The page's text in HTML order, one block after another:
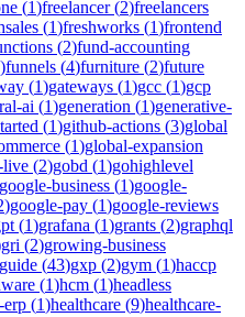
(1)freelancer(2)freelancers
(1)freshworks (1)frontend
(2)fund-accounting
)funnels (4)furniture (2)future
(1)gateways (1)gcc (1)gcp
ai (1)generation (1)generative-
(1)github-actions (3)global
(1)global-expansion
live (2)gobd (1)gohighlevel
google-business (1)google-
)google-pay (1)google-reviews
(1)grafana (1)grants (2)graphql
gri (2)growing-business
guide (43)gxp (2)gym (1)haccp
(1)hcm (1)headless
erp (1)healthcare (9)healthcare-